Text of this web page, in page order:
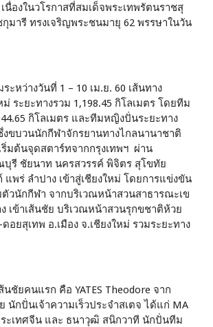
นื่องในวโรกาสที่สมเด็จพระเทพรัตนราชสุ
มารี ทรงเจริญพระชนมายุ 62 พรรษาในวัน
ะหว่างวันที่ 1 – 10 เม.ย. 60 เส้นทาง
ม่ ระยะทางรวม 1,198.45 กิโลเมตร โดยทีม
กิโลเมตร และทีมหญิงปั่นระยะทาง
งขบวนนักกีฬาจักรยานทางไกลนานาชาติ
ริ่มต้นจุดสตาร์ทจากกรุงเทพฯ ผ่าน
รี ชัยนาท นครสวรรค์ พิจิตร สุโขทัย
พร่ ลำปาง เข้าสู่เชียงใหม่ โดยการแข่งขัน
ตัวนักกีฬา จากบริเวณหน้าสวนสาธารณะเข
เข้าเส้นชัย บริเวณหน้าสวนรุกขชาติห้วย
อยสุเทพ อ.เมือง จ.เชียงใหม่ รวมระยะทาง
นชัยคนแรก คือ YATES Theodore จาก
นักปั่นเจ้าความเร็วประจำสเตจ ได้แก่ MA
ะเทศจีน และ ธนาวุฒิ สนิกวาที นักปั่นทีม